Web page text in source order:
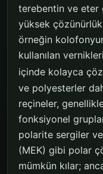
terebentin ve eter
yüksek
örneğin
kullanılan
içinde kolayca
ve polyesterler
reçineler,
fonksiyonel
polarite sergiler
(MEK) gibi polar
mümkün kılar;